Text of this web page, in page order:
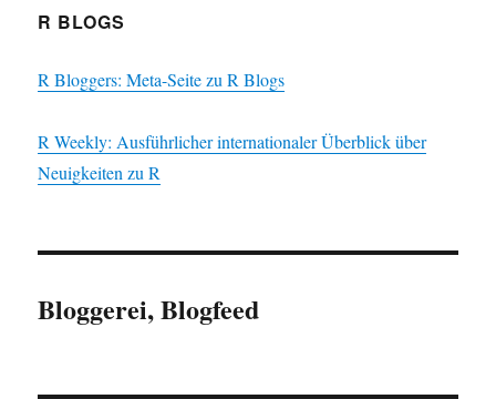
R BLOGS
R Bloggers: Meta-Seite zu R Blogs
R Weekly: Ausführlicher internationaler Überblick über
Neuigkeiten zu R
Bloggerei, Blogfeed